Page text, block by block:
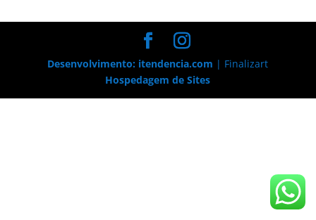
Desenvolvimento: itendencia.com | Finalizart
Hospedagem de Sites